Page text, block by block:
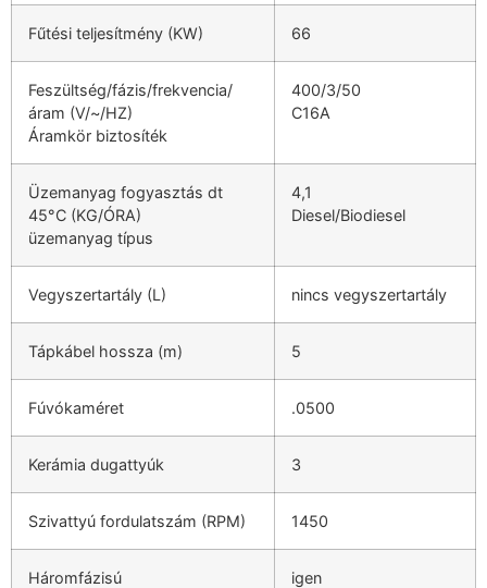
Fűtési teljesítmény (KW) 66
Feszültség/fázis/frekvencia/
áram (V/~/HZ)
Áramkör biztosíték
400/3/50
C16A
Üzemanyag fogyasztás dt
45°C (KG/ÓRA)
üzemanyag típus
4,1
Diesel/Biodiesel
Vegyszertartály (L) nincs vegyszertartály
Tápkábel hossza (m) 5
Fúvókaméret .0500
Kerámia dugattyúk 3
Szivattyú fordulatszám (RPM) 1450
Háromfázisú igen